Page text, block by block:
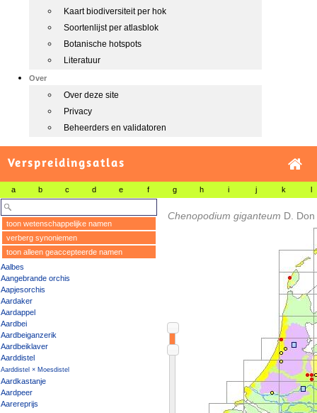
Kaart biodiversiteit per hok
Soortenlijst per atlasblok
Botanische hotspots
Literatuur
Over
Over deze site
Privacy
Beheerders en validatoren
Verspreidingsatlas
a b c d e f g h i j k l
toon wetenschappelijke namen
verberg synoniemen
toon alleen geaccepteerde namen
Aalbes
Aangebrande orchis
Aapjesorchis
Aardaker
Aardappel
Aardbei
Aardbeiganzerik
Aardbeiklaver
Aarddistel
Aarddistel × Moesdistel
Aardkastanje
Aardpeer
Aarereprijs
Chenopodium giganteum D. Don